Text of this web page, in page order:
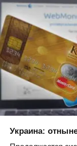
Украина: